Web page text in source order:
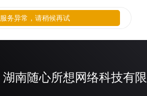
湖南随心所想网络科技有
服务异常，请稍候再试